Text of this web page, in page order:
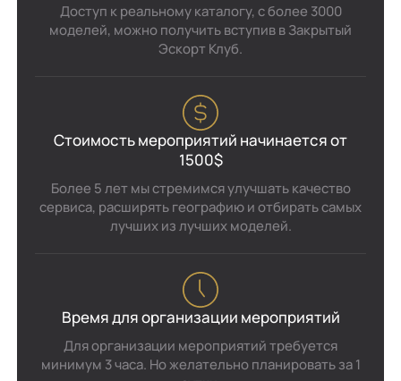
Доступ к реальному каталогу, с более 3000
моделей, можно получить вступив в Закрытый
Эскорт Клуб.
Стоимость мероприятий начинается от
1500$
Более 5 лет мы стремимся улучшать качество
сервиса, расширять географию и отбирать самых
лучших из лучших моделей.
Время для организации мероприятий
Для организации мероприятий требуется
минимум 3 часа. Но желательно планировать за 1